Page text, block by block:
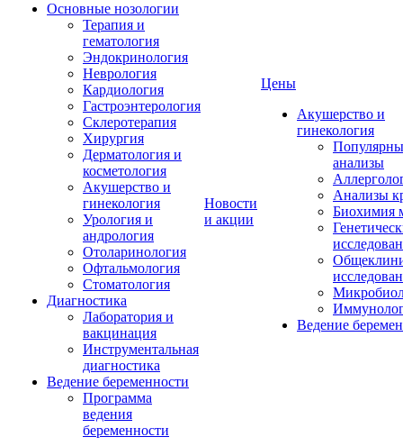
Основные нозологии
Терапия и
гематология
Эндокринология
Неврология
Кардиология
Гастроэнтерология
Склеротерапия
Хирургия
Дерматология и
косметология
Акушерство и
гинекология
Урология и
андрология
Отоларинология
Офтальмология
Стоматология
Диагностика
Лаборатория и
вакцинация
Инструментальная
диагностика
Ведение беременности
Программа
ведения
беременности
Новости
и акции
Цены
Акушерство и
гинекология
анализы
Анализы
Биохимия
Ведение